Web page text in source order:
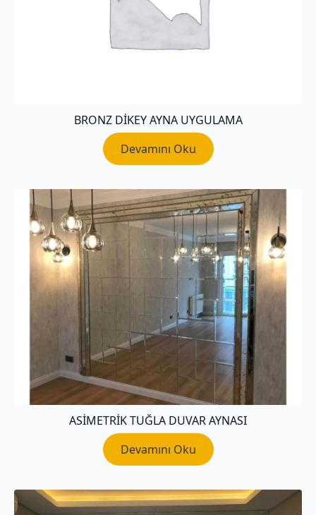
BRONZ DIKEY AYNA UYGULAMA
Devamını Oku
ASIMETRIK TUĞLA DUVAR AYNASI
Devamını Oku